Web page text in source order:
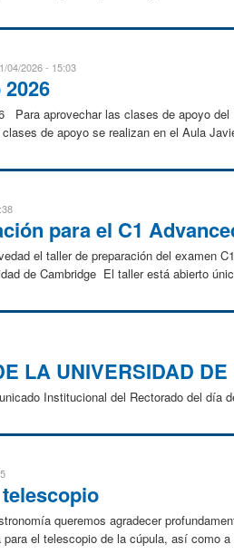
04/2026 - 15:03
Para aprovechar las clases de apoyo
de apoyo se realizan en el Aula
para el C1
el taller de preparación del examen
de Cambridge El taller está abierto
LA UNIVERSIDAD
Institucional del Rectorado del día
queremos agradecer
el telescopio de la cúpula, así como